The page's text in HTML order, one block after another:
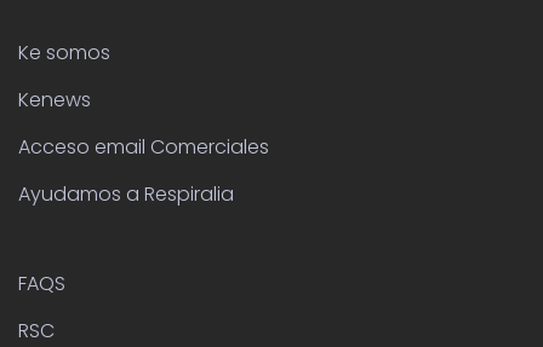
Ke somos
Kenews
Acceso email Comerciales
Ayudamos a Respiralia
FAQS
RSC